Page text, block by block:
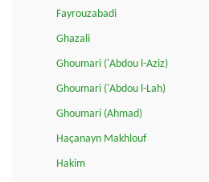
Fayrouzabadi
Ghazali
Ghoumari ('Abdou l-Aziz)
Ghoumari ('Abdou l-Lah)
Ghoumari (Ahmad)
Haçanayn Makhlouf
Hakim